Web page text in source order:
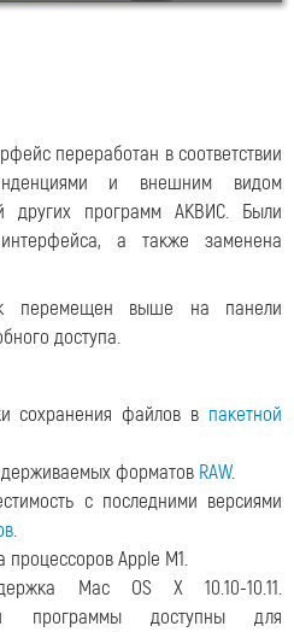
переработан в соответствии
и внешним видом
других программ АКВИС. Были
а также заменена
перемещен выше на панели
доступа.
сохранения файлов в пакетной
форматов RAW.
с последними версиями
.
Apple M1.
Mac OS X 10.10-10.11.
программы доступны для